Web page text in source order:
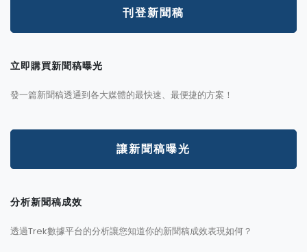
刊登新聞稿
立即購買新聞稿曝光
發一篇新聞稿透通到各大媒體的最快速、最便捷的方案！
讓新聞稿曝光
分析新聞稿成效
透過Trek數據平台的分析讓您知道你的新聞稿成效表現如何？